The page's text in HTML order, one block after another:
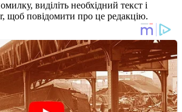
виділіть необхідний текст і
щоб повідомити про це редакцію.